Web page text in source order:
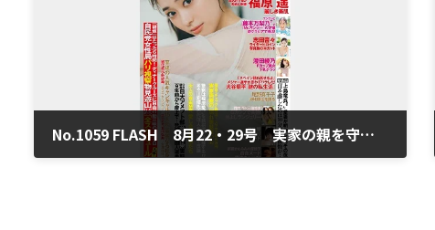
No.1059 FLASH 8月22・29号 実家の親を守れシリーズ